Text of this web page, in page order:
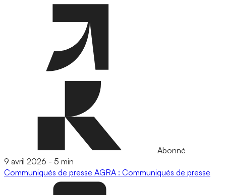
Abonné
9 avril 2026 - 5 min
Communiqués de presse AGRA : Communiqués de presse